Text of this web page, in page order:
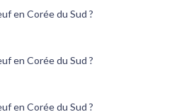
en Corée du Sud ?
en Corée du Sud ?
en Corée du Sud ?